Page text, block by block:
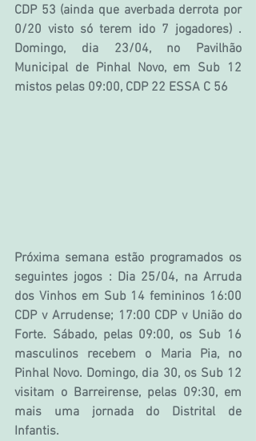
CDP 53 (ainda que averbada derrota por
0/20 visto só terem ido 7 jogadores) .
Domingo, dia 23/04, no Pavilhão
Municipal de Pinhal Novo, em Sub 12
mistos pelas 09:00, CDP 22 ESSA C 56
Próxima semana estão programados os
seguintes jogos : Dia 25/04, na Arruda
dos Vinhos em Sub 14 femininos 16:00
CDP v Arrudense; 17:00 CDP v União do
Forte. Sábado, pelas 09:00, os Sub 16
masculinos recebem o Maria Pia, no
Pinhal Novo. Domingo, dia 30, os Sub 12
visitam o Barreirense, pelas 09:30, em
mais uma jornada do Distrital de
Infantis.